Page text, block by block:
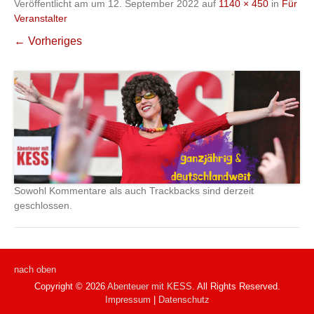
Veröffentlicht am um 12. September 2022 auf 1140 × 450 in Für
Veranstalter
← Vorheriges
Sowohl Kommentare als auch Trackbacks sind derzeit
geschlossen.
nach oben
Copyright © 2026 Abenteuer mit KESS . All Rights Reserved.
Impressum
Datenschutz